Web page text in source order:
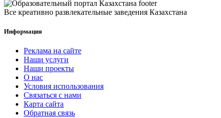
Все креативно развлекательные заведения Казахстана
Информация
Реклама на сайте
Наши услуги
Наши проекты
О нас
Условия использования
Связаться с нами
Карта сайта
Обратная связь